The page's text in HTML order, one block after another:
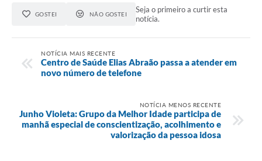
GOSTEI NÃO GOSTEI
Seja o primeiro a curtir esta
notícia.
NOTÍCIA MAIS RECENTE
Centro de Saúde Elias Abraão passa a atender em
novo número de telefone
NOTÍCIA MENOS RECENTE
Junho Violeta: Grupo da Melhor Idade participa de
manhã especial de conscientização, acolhimento e
valorização da pessoa idosa